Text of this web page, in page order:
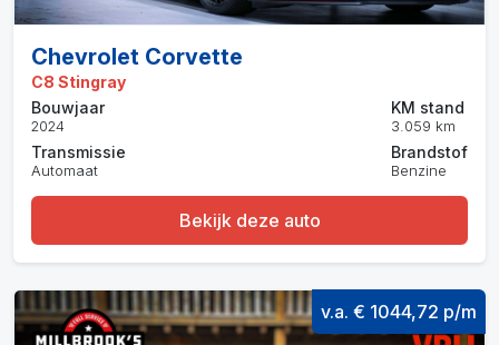
Chevrolet Corvette
C8 Stingray
Bouwjaar
2024
Transmissie
Automaat
KM stand
3.059 km
Brandstof
Benzine
Bekijk deze auto
v.a. € 1044,72 p/m